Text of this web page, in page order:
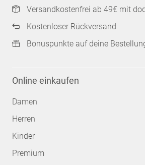
Versandkostenfrei ab 49€ mit
Kostenloser Rückversand
Bonuspunkte auf deine
Online einkaufen
Damen
Herren
Kinder
Premium